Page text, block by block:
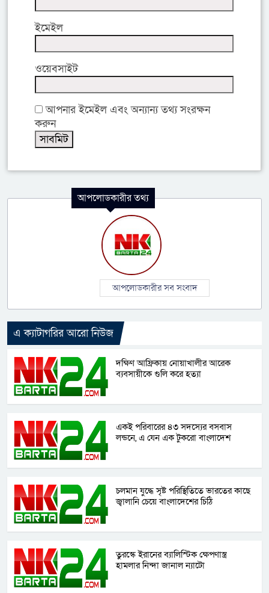
ইমেইল
ওয়েবসাইট
আপনার ইমেইল এবং অন্যান্য তথ্য সংরক্ষন
করুন
আপলোডকারীর তথ্য
আপলোডকারীর সব সংবাদ
এ ক্যাটাগরির আরো নিউজ
দক্ষিণ আফ্রিকায় নোয়াখালীর আরেক
ব্যবসায়ীকে গুলি করে হত্যা
একই পরিবারের ৪৩ সদস্যের বসবাস
লন্ডনে, এ যেন এক টুকরো বাংলাদেশ
চলমান যুদ্ধে সৃষ্ট পরিস্থিতিতে ভারতের কাছে
জ্বালানি চেয়ে বাংলাদেশের চিঠি
তুরস্কে ইরানের ব্যালিস্টিক ক্ষেপণাস্ত্র
হামলার নিন্দা জানাল ন্যাটো